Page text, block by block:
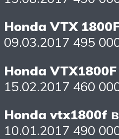
Honda VTX
09.03.2017 495
Honda VTX1800F
15.02.2017 460
Honda vtx1800f
10.01.2017 490